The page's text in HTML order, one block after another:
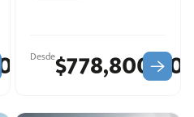
$778,800.00
Desde